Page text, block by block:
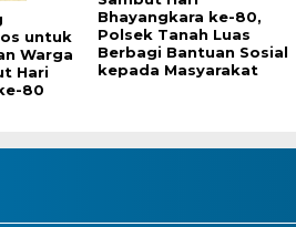
untuk
Warga
Hari
80
Bhayangkara ke-80,
Polsek Tanah Luas
Berbagi Bantuan Sosial
kepada Masyarakat